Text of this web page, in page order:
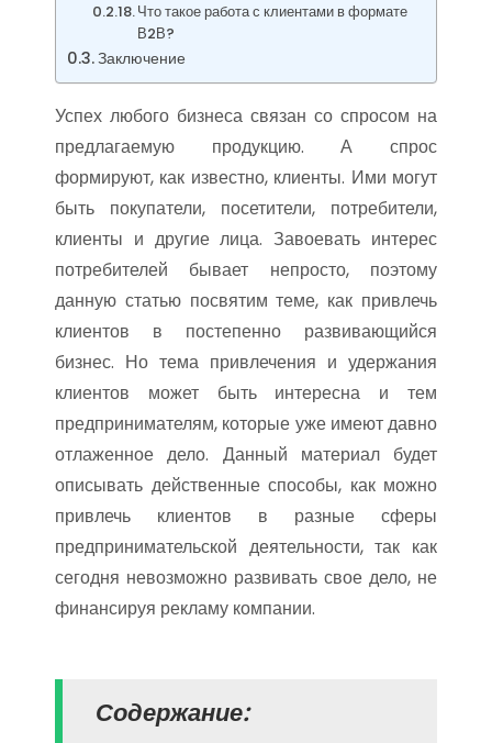
Что такое работа с клиентами в формате
В2В?
Заключение
Успех любого бизнеса связан со спросом на
предлагаемую продукцию. А спрос
формируют, как известно, клиенты. Ими могут
быть покупатели, посетители, потребители,
клиенты и другие лица. Завоевать интерес
потребителей бывает непросто, поэтому
данную статью посвятим теме, как привлечь
клиентов в постепенно развивающийся
бизнес. Но тема привлечения и удержания
клиентов может быть интересна и тем
предпринимателям, которые уже имеют давно
отлаженное дело. Данный материал будет
описывать действенные способы, как можно
привлечь клиентов в разные сферы
предпринимательской деятельности, так как
сегодня невозможно развивать свое дело, не
финансируя рекламу компании.
Содержание: